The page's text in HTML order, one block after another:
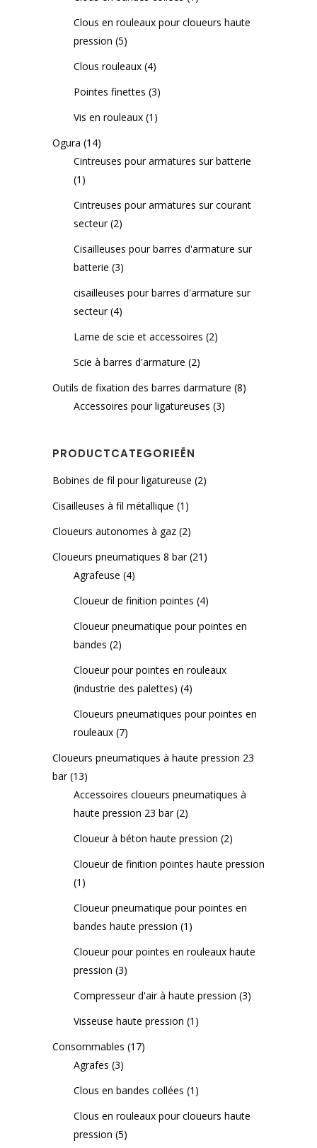
Clous en rouleaux pour cloueurs haute
pression (5)
Clous rouleaux (4)
Pointes finettes (3)
Vis en rouleaux (1)
Ogura (14)
Cintreuses pour armatures sur batterie
(1)
Cintreuses pour armatures sur courant
secteur (2)
Cisailleuses pour barres d'armature sur
batterie (3)
cisailleuses pour barres d'armature sur
secteur (4)
Lame de scie et accessoires (2)
Scie à barres d'armature (2)
Outils de fixation des barres darmature (8)
Accessoires pour ligatureuses (3)
PRODUCTCATEGORIEËN
Bobines de fil pour ligatureuse (2)
Cisailleuses à fil métallique (1)
Cloueurs autonomes à gaz (2)
Cloueurs pneumatiques 8 bar (21)
Agrafeuse (4)
Cloueur de finition pointes (4)
Cloueur pneumatique pour pointes en
bandes (2)
Cloueur pour pointes en rouleaux
(industrie des palettes) (4)
Cloueurs pneumatiques pour pointes en
rouleaux (7)
Cloueurs pneumatiques à haute pression 23
bar (13)
Accessoires cloueurs pneumatiques à
haute pression 23 bar (2)
Cloueur à béton haute pression (2)
Cloueur de finition pointes haute pression
(1)
Cloueur pneumatique pour pointes en
bandes haute pression (1)
Cloueur pour pointes en rouleaux haute
pression (3)
Compresseur d'air à haute pression (3)
Visseuse haute pression (1)
Consommables (17)
Agrafes (3)
Clous en bandes collées (1)
Clous en rouleaux pour cloueurs haute
pression (5)